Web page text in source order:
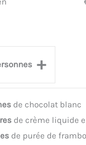
+
de chocolat blanc
de crème liquide
de purée de